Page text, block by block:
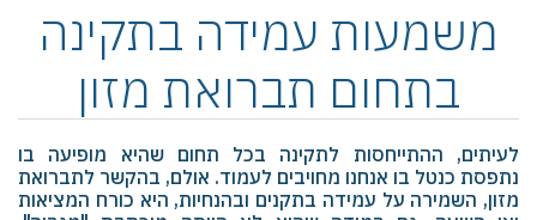
משמעות עמידה בתקינה
בתחום תברואת מזון
לעיתים, ההתייחסות לתקינה בכל תחום שהיא מופיעה בו
נתפסת כנטל בו אנחנו מחויבים לעמוד. אולם, בהקשר לתברואת
מזון, השמירה על עמידה בתקנים ובהנחיות, היא כורח המציאות